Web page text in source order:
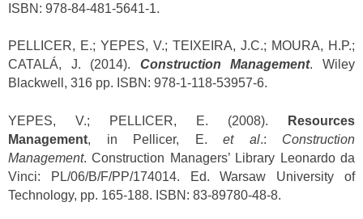
ISBN: 978-84-481-5641-1.
PELLICER, E.; YEPES, V.; TEIXEIRA, J.C.; MOURA, H.P.;
CATALÁ, J. (2014). Construction Management. Wiley
Blackwell, 316 pp. ISBN: 978-1-118-53957-6.
YEPES, V.; PELLICER, E. (2008).
Resources
Management, in Pellicer, E. et al.: Construction
Management. Construction Managers’ Library Leonardo da
Vinci: PL/06/B/F/PP/174014. Ed. Warsaw University of
Technology, pp. 165-188. ISBN: 83-89780-48-8.